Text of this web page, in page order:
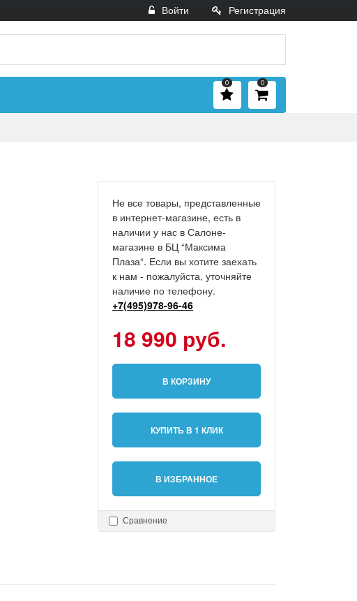
Войти Регистрация
0
0
Не все товары, представленные
в интернет-магазине, есть в
наличии у нас в Салоне-
магазине в БЦ “Максима
Плаза“. Если вы хотите заехать
к нам - пожалуйста, уточняйте
наличие по телефону.
+7(495)978-96-46
18 990 руб.
В КОРЗИНУ
КУПИТЬ В 1 КЛИК
В ИЗБРАННОЕ
Сравнение